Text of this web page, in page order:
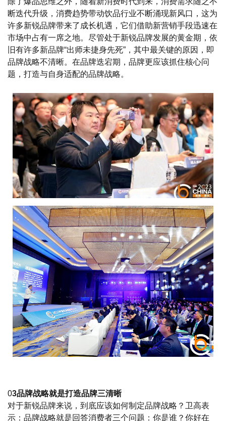
断迭代升级，消费趋势带动饮品行业不断涌现新风口，这为
许多新锐品牌带来了成长机遇，它们借助新营销手段迅速在
市场中占有一席之地。尽管处于新锐品牌发展的黄金期，依
旧有许多新品牌“出师未捷身先死”，其中最关键的原因，即
品牌战略不清晰。在品牌迭宕期，品牌更应该抓住核心问
题，打造与自身适配的品牌战略。
03品牌战略就是打造品牌三清晰
对于新锐品牌来说，到底应该如何制定品牌战略？卫高表
示：品牌战略就是回答消费者三个问题：你是谁？你好在